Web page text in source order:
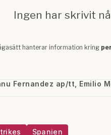
Fernandez ap/tt, Emilio
Spanien